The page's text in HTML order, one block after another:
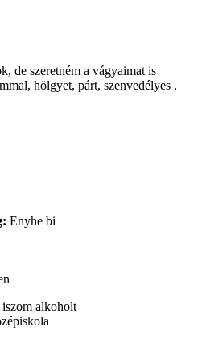
de szeretném a vágyaimat is
hölgyet, párt, szenvedélyes ,
Enyhe bi
alkoholt